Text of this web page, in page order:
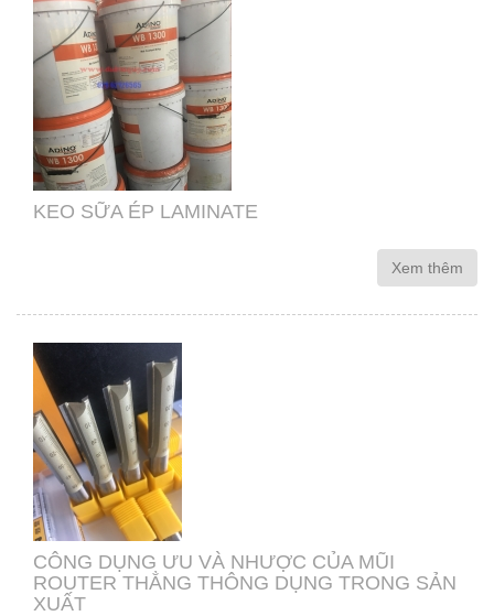
KEO SỮA ÉP LAMINATE
Xem thêm
CÔNG DỤNG ƯU VÀ NHƯỢC CỦA MŨI
ROUTER THẲNG THÔNG DỤNG TRONG SẢN
XUẤT